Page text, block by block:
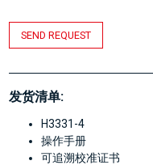
SEND REQUEST
发货清单:
H3331-4
操作手册
可追溯校准证书